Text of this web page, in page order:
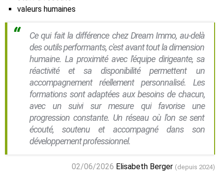
valeurs humaines
Ce qui fait la différence chez Dream Immo, au-delà
des outils performants, c'est avant tout la dimension
humaine. La proximité avec l'équipe dirigeante, sa
réactivité et sa disponibilité permettent un
accompagnement réellement personnalisé. Les
formations sont adaptées aux besoins de chacun,
avec un suivi sur mesure qui favorise une
progression constante. Un réseau où l'on se sent
écouté, soutenu et accompagné dans son
développement professionnel.
02/06/2026 Elisabeth Berger (depuis 2024)